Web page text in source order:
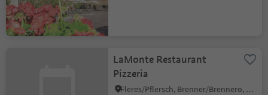
LaMonte Restaurant
Pizzeria
Fleres/Pflersch, Brenner/Brennero, Sterzing/Vipiteno and environs